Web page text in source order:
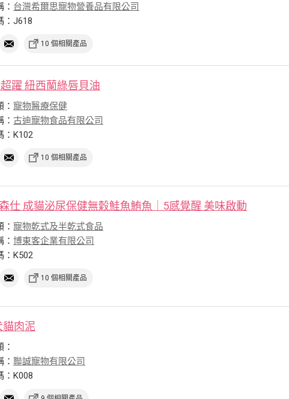
台灣希爾思寵物營養品有限公司
：J618
10 個相關產品
躍 紐西蘭綠唇貝油
：寵物醫療保健
：古迪寵物食品有限公司
：K102
10 個相關產品
仕 成貓泌尿保健無穀鮭魚鮪魚｜5感覺醒 美味啟動
：寵物乾式及半乾式食品
：博東客企業有限公司
：K502
10 個相關產品
貓肉泥
：聯誠寵物有限公司
：K008